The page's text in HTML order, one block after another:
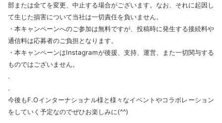
部または全てを変更、中止する場合がございます。なお、それに起因し
て生じた損害について当社は一切責任を負いません。
・本キャンペーンへのご参加は無料ですが、投稿時に発生する接続料や
通信料は応募者のご負担となります。
・本キャンペーンはInstagramが後援、支持、運営、また一切関与する
ものではございません。
.
.
今後もF.Oインターナショナル様と様々なイベントやコラボレーション
をしていく予定なのでぜひお楽しみに(^^)